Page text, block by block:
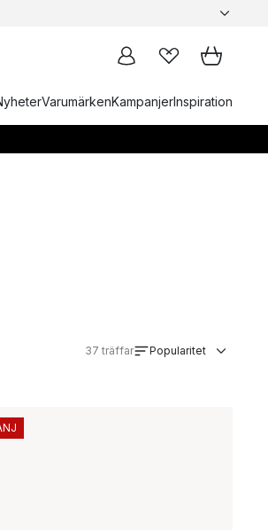
VarumärkenKampanjerInspiration
37 träffar Popularitet